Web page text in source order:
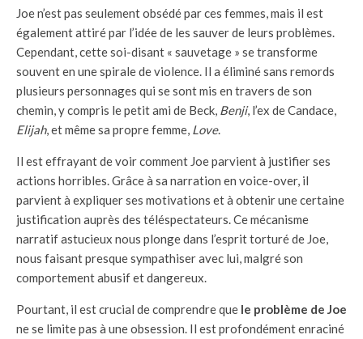
Joe n’est pas seulement obsédé par ces femmes, mais il est
également attiré par l’idée de les sauver de leurs problèmes.
Cependant, cette soi-disant « sauvetage » se transforme
souvent en une spirale de violence. Il a éliminé sans remords
plusieurs personnages qui se sont mis en travers de son
chemin, y compris le petit ami de Beck, Benji, l’ex de Candace,
Elijah, et même sa propre femme, Love.
Il est effrayant de voir comment Joe parvient à justifier ses
actions horribles. Grâce à sa narration en voice-over, il
parvient à expliquer ses motivations et à obtenir une certaine
justification auprès des téléspectateurs. Ce mécanisme
narratif astucieux nous plonge dans l’esprit torturé de Joe,
nous faisant presque sympathiser avec lui, malgré son
comportement abusif et dangereux.
Pourtant, il est crucial de comprendre que le problème de Joe
ne se limite pas à une obsession. Il est profondément enraciné